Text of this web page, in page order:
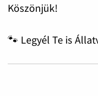
Köszönjük!
🐾 Legyél Te is